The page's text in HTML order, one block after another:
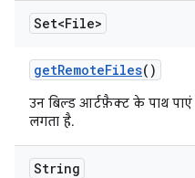
Set<File>
getRemoteFiles()
उन बिल्ड आर्टफ़ैक्ट के पाथ
लगता है.
String